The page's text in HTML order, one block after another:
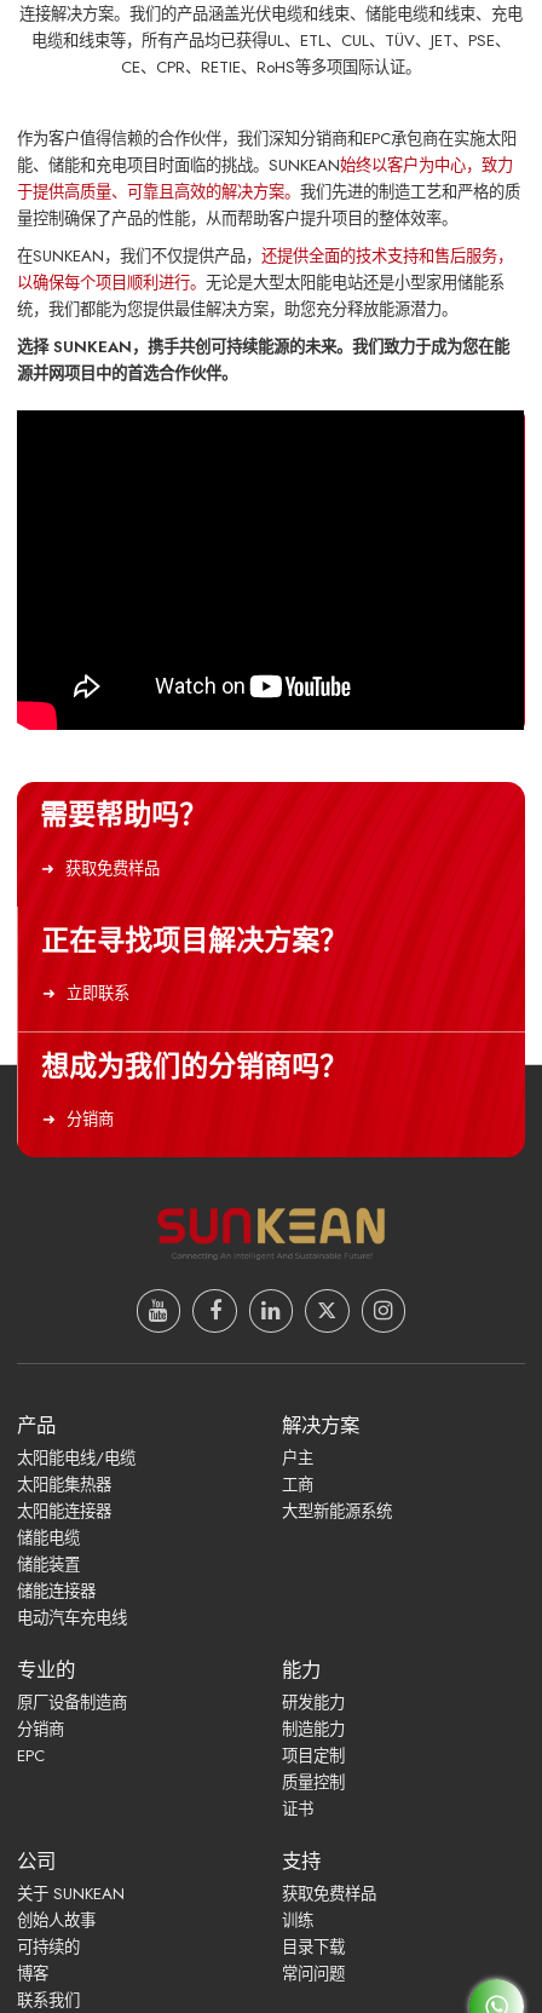
连接解决方案。我们的产品涵盖光伏电缆和线束、储能电缆和线束、充电
电缆和线束等，所有产品均已获得UL、ETL、CUL、TÜV、JET、PSE、
CE、CPR、RETIE、RoHS等多项国际认证。
作为客户值得信赖的合作伙伴，我们深知分销商和EPC承包商在实施太阳
能、储能和充电项目时面临的挑战。SUNKEAN始终以客户为中心，致力
于提供高质量、可靠且高效的解决方案。我们先进的制造工艺和严格的质
量控制确保了产品的性能，从而帮助客户提升项目的整体效率。
在SUNKEAN，我们不仅提供产品，还提供全面的技术支持和售后服务，
以确保每个项目顺利进行。无论是大型太阳能电站还是小型家用储能系
统，我们都能为您提供最佳解决方案，助您充分释放能源潜力。
选择 SUNKEAN，携手共创可持续能源的未来。我们致力于成为您在能
源并网项目中的首选合作伙伴。
需要帮助吗？
获取免费样品
正在寻找项目解决方案？
立即联系
想成为我们的分销商吗？
分销商
产品
太阳能电线/电缆
太阳能集热器
太阳能连接器
储能电缆
储能装置
储能连接器
电动汽车充电线
解决方案
户主
工商
大型新能源系统
专业的
原厂设备制造商
分销商
EPC
能力
研发能力
制造能力
项目定制
质量控制
证书
公司
关于 SUNKEAN
创始人故事
可持续的
博客
联系我们
支持
获取免费样品
训练
目录下载
常问问题